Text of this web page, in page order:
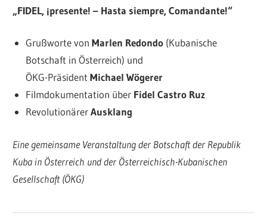
„FIDEL, ¡presente! – Hasta siempre, Comandante!“
Grußworte von Marlen Redondo(Kubanische
Botschaft in Österreich) und
ÖKG-Präsident Michael Wögerer
Filmdokumentation über Fidel Castro Ruz
RevolutionärerAusklang
Eine gemeinsame Veranstaltung der Botschaft der Republik
Kuba in Österreich und der Österreichisch-Kubanischen
Gesellschaft (ÖKG)